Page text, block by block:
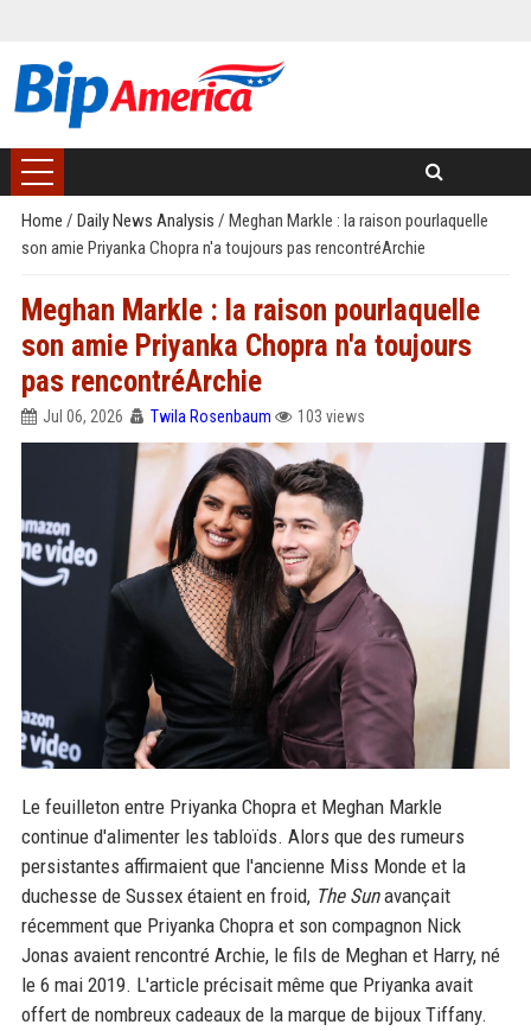
Home / Daily News Analysis / Meghan Markle : la raison pourlaquelle
son amie Priyanka Chopra n'a toujours pas rencontréArchie
Meghan Markle : la raison pourlaquelle
son amie Priyanka Chopra n'a toujours
pas rencontréArchie
Jul 06, 2026 Twila Rosenbaum 103 views
Le feuilleton entre Priyanka Chopra et Meghan Markle
continue d'alimenter les tabloïds. Alors que des rumeurs
persistantes affirmaient que l'ancienne Miss Monde et la
duchesse de Sussex étaient en froid, The Sunavançait
récemment que Priyanka Chopra et son compagnon Nick
Jonas avaient rencontré Archie, le fils de Meghan et Harry, né
le 6 mai 2019. L'article précisait même que Priyanka avait
offert de nombreux cadeaux de la marque de bijoux Tiffany.